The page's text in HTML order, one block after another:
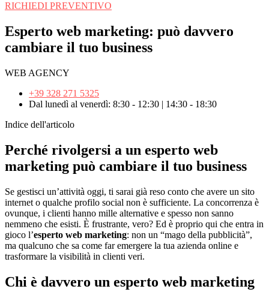
RICHIEDI PREVENTIVO
Esperto web marketing: può davvero
cambiare il tuo business
WEB AGENCY
+39 328 271 5325
Dal lunedì al venerdì: 8:30 - 12:30 | 14:30 - 18:30
Indice dell'articolo
Perché rivolgersi a un esperto web
marketing può cambiare il tuo business
Se gestisci un’attività oggi, ti sarai già reso conto che avere un sito
internet o qualche profilo social non è sufficiente. La concorrenza è
ovunque, i clienti hanno mille alternative e spesso non sanno
nemmeno che esisti. È frustrante, vero? Ed è proprio qui che entra in
gioco l’esperto web marketing: non un “mago della pubblicità”,
ma qualcuno che sa come far emergere la tua azienda online e
trasformare la visibilità in clienti veri.
Chi è davvero un esperto web marketing